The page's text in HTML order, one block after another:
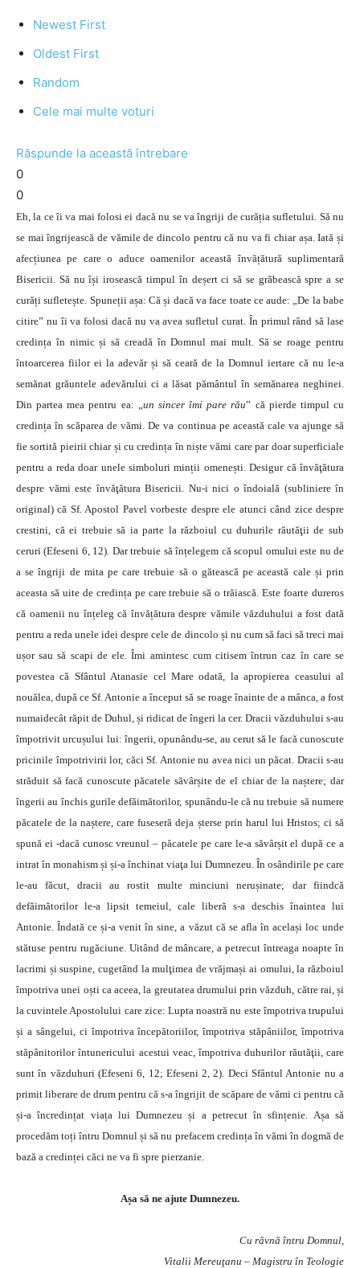
Newest First
Oldest First
Random
Cele mai multe voturi
Răspunde la această întrebare
0
0
Eh, la ce îi va mai folosi ei dacă nu se va îngriji de curăția sufletului. Să nu
se mai îngrijească de vămile de dincolo pentru că nu va fi chiar așa. Iată și
afecțiunea pe care o aduce oamenilor această învățătură suplimentară
Bisericii. Să nu își irosească timpul în deșert ci să se grăbească spre a se
curăți sufletește. Spuneții așa: Că și dacă va face toate ce aude: „De la babe
citire” nu îi va folosi dacă nu va avea sufletul curat. În primul rând să lase
credința în nimic și să creadă în Domnul mai mult. Să se roage pentru
întoarcerea fiilor ei la adevăr și să ceară de la Domnul iertare că nu le-a
semănat grăuntele adevărului ci a lăsat pământul în semănarea neghinei.
Din partea mea pentru ea: „un sincer îmi pare rău” că pierde timpul cu
credința în scăparea de vămi. De va continua pe această cale va ajunge să
fie sortită pieirii chiar și cu credința în niște vămi care par doar superficiale
pentru a reda doar unele simboluri minții omenești. Desigur că învăţătura
despre vămi este învăţătura Bisericii. Nu-i nici o îndoială (subliniere în
original) că Sf. Apostol Pavel vorbeste despre ele atunci când zice despre
crestini, că ei trebuie să ia parte la războiul cu duhurile răutăţii de sub
ceruri (Efeseni 6, 12). Dar trebuie să înțelegem că scopul omului este nu de
a se îngriji de mita pe care trebuie să o gătească pe această cale și prin
aceasta să uite de credința pe care trebuie să o trăiască. Este foarte dureros
că oamenii nu înțeleg că învățătura despre vămile văzduhului a fost dată
pentru a reda unele idei despre cele de dincolo și nu cum să faci să treci mai
ușor sau să scapi de ele. Îmi amintesc cum citisem întrun caz în care se
povestea că Sfântul Atanasie cel Mare odată, la apropierea ceasului al
nouălea, după ce Sf. Antonie a început să se roage înainte de a mânca, a fost
numaidecât răpit de Duhul, și ridicat de îngeri la cer. Dracii văzduhului s-au
împotrivit urcușului lui: îngerii, opunându-se, au cerut să le facă cunoscute
pricinile împotrivirii lor, căci Sf. Antonie nu avea nici un păcat. Dracii s-au
străduit să facă cunoscute păcatele săvârșite de el chiar de la naștere; dar
îngerii au închis gurile defăimătorilor, spunându-le că nu trebuie să numere
păcatele de la naștere, care fuseseră deja șterse prin harul lui Hristos; ci să
spună ei -dacă cunosc vreunul – păcatele pe care le-a săvârșit el după ce a
intrat în monahism și și-a închinat viaţa lui Dumnezeu. În osândirile pe care
le-au făcut, dracii au rostit multe minciuni nerușinate; dar fiindcă
defăimătorilor le-a lipsit temeiul, cale liberă s-a deschis înaintea lui
Antonie. Îndată ce și-a venit în sine, a văzut că se afla în același loc unde
stătuse pentru rugăciune. Uitând de mâncare, a petrecut întreaga noapte în
lacrimi și suspine, cugetând la mulţimea de vrăjmași ai omului, la războiul
împotriva unei oști ca aceea, la greutatea drumului prin văzduh, către rai, și
la cuvintele Apostolului care zice: Lupta noastră nu este împotriva trupului
și a sângelui, ci împotriva începătoriilor, împotriva stăpâniilor, împotriva
stăpânitorilor întunericului acestui veac, împotriva duhurilor răutăţii, care
sunt în văzduhuri (Efeseni 6, 12; Efeseni 2, 2). Deci Sfântul Antonie nu a
primit liberare de drum pentru că s-a îngrijit de scăpare de vămi ci pentru că
și-a încredințat viața lui Dumnezeu și a petrecut în sfințenie. Așa să
procedăm toți întru Domnul și să nu prefacem credința în vămi în dogmă de
bază a credinței căci ne va fi spre pierzanie.
Așa să ne ajute Dumnezeu.
Cu râvnă întru Domnul,
Vitalii Mereuţanu – Magistru în Teologie